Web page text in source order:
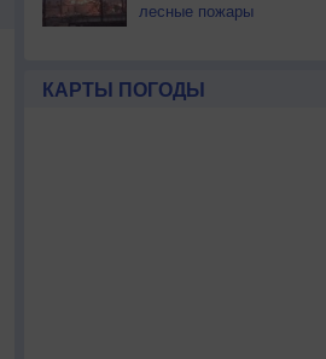
лесные пожары
КАРТЫ ПОГОДЫ